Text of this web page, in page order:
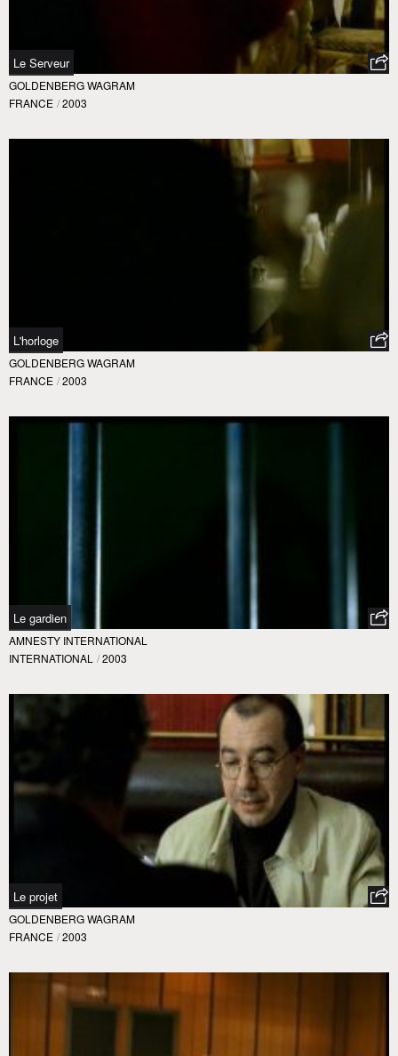
Le Serveur
GOLDENBERG WAGRAM
FRANCE / 2003
L'horloge
GOLDENBERG WAGRAM
FRANCE / 2003
Le gardien
AMNESTY INTERNATIONAL
INTERNATIONAL / 2003
Le projet
GOLDENBERG WAGRAM
FRANCE / 2003